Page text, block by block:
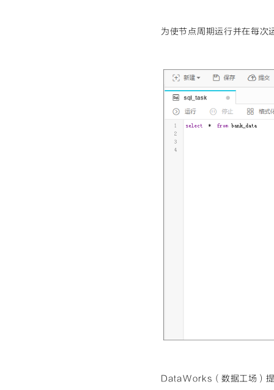
为使节点周期运行并在每次
DataWorks（数据工场）